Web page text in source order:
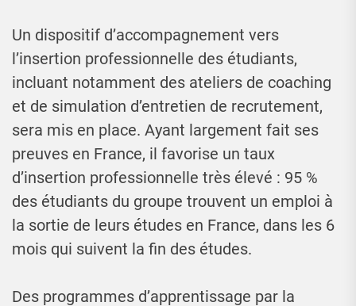
Un dispositif d’accompagnement vers
l’insertion professionnelle des étudiants,
incluant notamment des ateliers de coaching
et de simulation d’entretien de recrutement,
sera mis en place. Ayant largement fait ses
preuves en France, il favorise un taux
d’insertion professionnelle très élevé : 95 %
des étudiants du groupe trouvent un emploi à
la sortie de leurs études en France, dans les 6
mois qui suivent la fin des études.
Des programmes d’apprentissage par la